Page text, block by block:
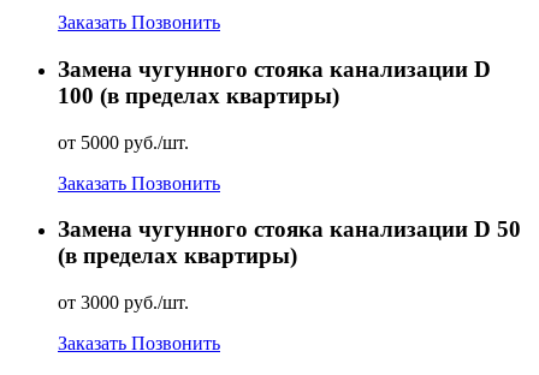
Заказать Позвонить
Замена чугунного стояка канализации D
100 (в пределах квартиры)
от 5000 руб./шт.
Заказать Позвонить
Замена чугунного стояка канализации D 50
(в пределах квартиры)
от 3000 руб./шт.
Заказать Позвонить